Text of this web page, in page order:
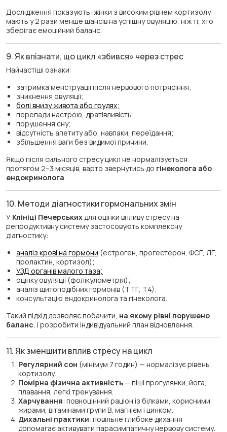
Дослідження показують: жінки з високим рівнем кортизолу
мають у 2 рази менше шансів на успішну овуляцію, ніж ті, хто
зберігає емоційний баланс.
9. Як впізнати, що цикл «збився» через стрес
Найчастіші ознаки:
затримка менструації після нервового потрясіння;
зникнення овуляції;
болі внизу живота або грудях;
перепади настрою, дратівливість;
порушення сну;
відсутність апетиту або, навпаки, переїдання;
збільшення ваги без видимої причини.
Якщо після сильного стресу цикл не нормалізується
протягом 2–3 місяців, варто звернутись до гінеколога або
ендокринолога
10. Методи діагностики гормональних змін
У Клініці Печерських для оцінки впливу стресу на
репродуктивну систему застосовують комплексну
діагностику:
аналіз крові на гормони (естроген, прогестерон, ФСГ, ЛГ,
пролактин, кортизол);
УЗД органів малого таза;
оцінку овуляції (фолікулометрія);
аналіз щитоподібних гормонів (ТТГ, Т4);
консультацію ендокринолога та гінеколога.
Такий підхід дозволяє побачити, на якому рівні порушено
баланс , і розробити індивідуальний план відновлення.
11. Як зменшити вплив стресу на цикл
Регулярний сон (мінімум 7 годин) — нормалізує рівень
кортизолу.
Помірна фізична активність— піші прогулянки, йога,
плавання, легкі тренування.
Харчування: повноцінний раціон із білками, корисними
жирами, вітамінами групи B, магнієм і цинком.
Дихальні практики: повільне глибоке дихання
допомагає активувати парасимпатичну нервову систему.